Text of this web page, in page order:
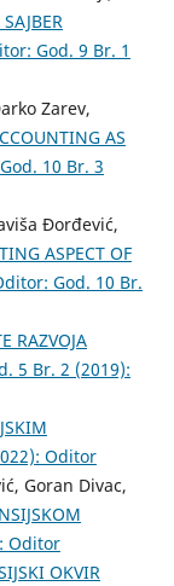
God. 9 Br. 1
Zarev,
AS
10 Br. 3
Đorđević,
ASPECT OF
God. 10 Br.
RAZVOJA
5 Br. 2 (2019):
Oditor
Goran Divac,
Oditor
OKVIR